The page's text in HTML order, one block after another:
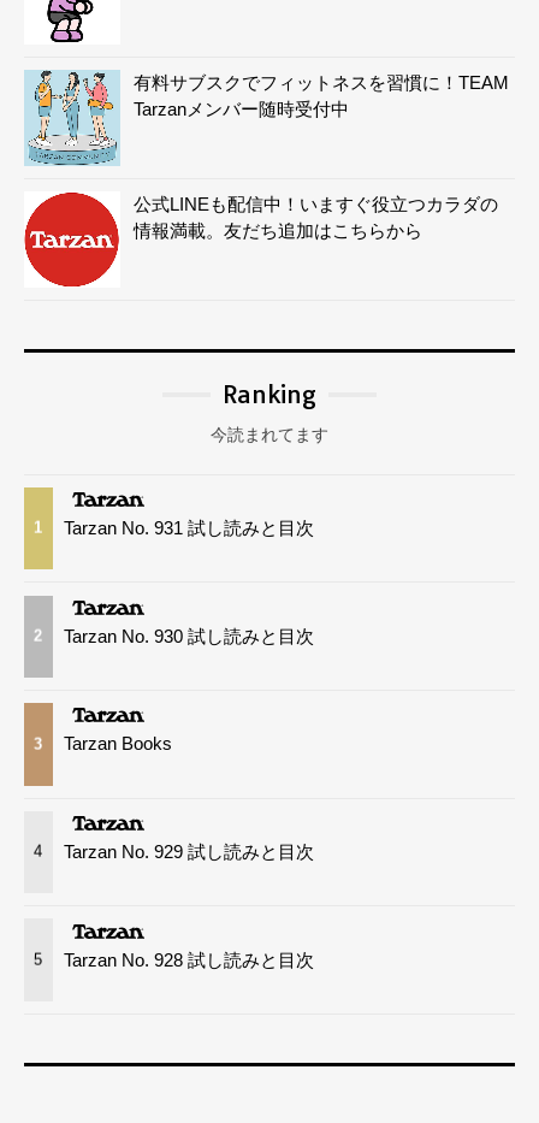
有料サブスクでフィットネスを習慣に！TEAM
Tarzanメンバー随時受付中
公式LINEも配信中！いますぐ役立つカラダの
情報満載。友だち追加はこちらから
Ranking
今読まれてます
1 Tarzan No. 931 試し読みと目次
2 Tarzan No. 930 試し読みと目次
3 Tarzan Books
4 Tarzan No. 929 試し読みと目次
5 Tarzan No. 928 試し読みと目次